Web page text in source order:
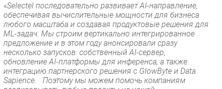
«Selectel последовательно развивает AI-направление,
обеспечивая вычислительные мощности для бизнеса
любого масштаба и создавая продуктовые решения для
ML-задач. Mы строим вертикально интегрированное
предложение и в этом году анонсировали сразу
несколько запусков: собственный AI-сервер,
обновление AI-платформы для инференса, а также
интеграцию партнерского решения с GlowByte и Data
Sapience. Поэтому мы можем помочь компаниям